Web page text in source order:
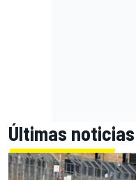
Últimas noticias